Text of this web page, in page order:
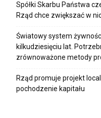
Spółki Skarbu Państwa
Rząd chce zwiększać w
Światowy system
kilkudziesięciu lat.
zrównoważone metody
Rząd promuje projekt
pochodzenie kapitału